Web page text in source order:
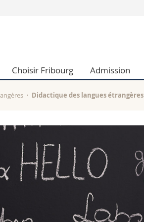
et sociales et management
humaines
l'éducation et de la formation
médecine
Choisir Fribourg Admission
Didactique des langues étrangères